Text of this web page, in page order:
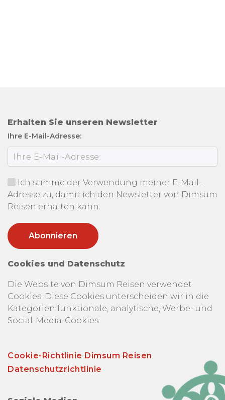
Erhalten Sie unseren Newsletter
Ihre E-Mail-Adresse:
Ich stimme der Verwendung meiner E-Mail-
Adresse zu, damit ich den Newsletter von Dimsum
Reisen erhalten kann.
Cookies und Datenschutz
Die Website von Dimsum Reisen verwendet
Cookies. Diese Cookies unterscheiden wir in die
Kategorien funktionale, analytische, Werbe- und
Social-Media-Cookies.
Cookie-Richtlinie Dimsum Reisen
Datenschutzrichtlinie